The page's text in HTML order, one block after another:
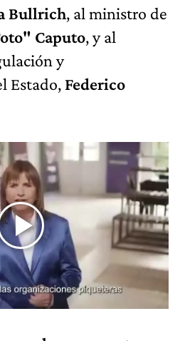
Bullrich, al ministro de
Caputo, y al
y
Estado, Federico